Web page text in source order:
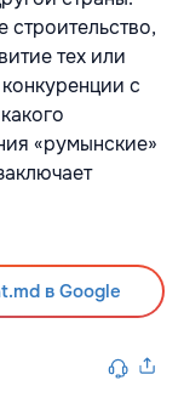
строительство,
тех или
с
«румынские»
в Google